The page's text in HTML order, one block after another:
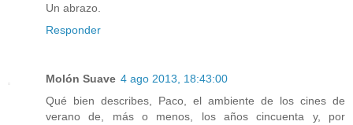
Un abrazo.
Responder
Molón Suave 4 ago 2013, 18:43:00
Qué bien describes, Paco, el ambiente de los cines de
verano de, más o menos, los años cincuenta y, por